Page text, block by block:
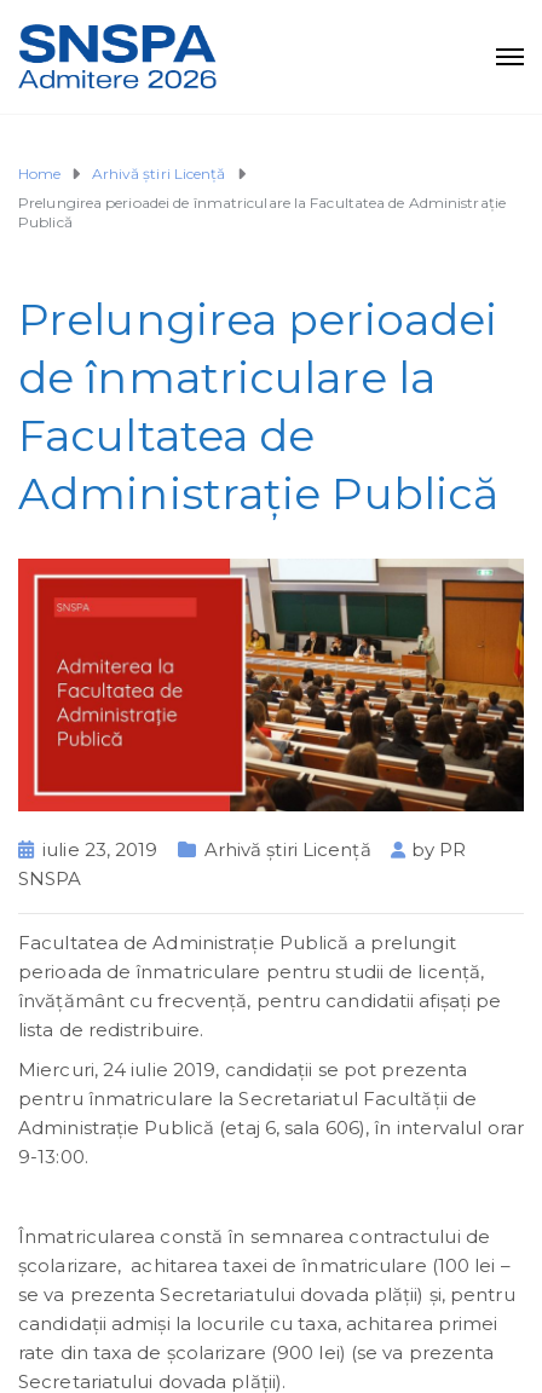
Home
Arhivă știri Licență
Prelungirea perioadei de înmatriculare la Facultatea de Administrație
Publică
Prelungirea perioadei
de înmatriculare la
Facultatea de
Administrație Publică
iulie 23, 2019 Arhivă știri Licență by PR
SNSPA
Facultatea de Administrație Publică a prelungit
perioada de înmatriculare pentru studii de licență,
învățământ cu frecvență, pentru candidatii afișați pe
lista de redistribuire.
Miercuri, 24 iulie 2019, candidaţii se pot prezenta
pentru înmatriculare la Secretariatul Facultăţii de
Administraţie Publică (etaj 6, sala 606), în intervalul orar
9-13:00.
Înmatricularea constă în semnarea contractului de
şcolarizare, achitarea taxei de înmatriculare (100 lei –
se va prezenta Secretariatului dovada plăţii) și, pentru
candidații admiși la locurile cu taxa, achitarea primei
rate din taxa de şcolarizare (900 lei) (se va prezenta
Secretariatului dovada plăţii).